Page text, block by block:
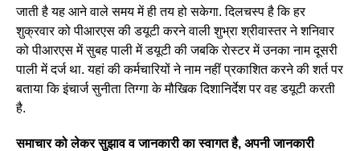
जाती है यह आने वाले समय में ही तय हो सकेगा. दिलचस्प है कि हर
शुक्रवार को पीआरएस की डयूटी करने वाली शुभ्रा श्रीवास्तर ने शनिवार
को पीआरएस में सुबह पाली में डयूटी की जबकि राेस्टर में उनका नाम दूसरी
पाली में दर्ज था. यहां की कर्मचारियों ने नाम नहीं प्रकाशित करने की शर्त पर
बताया कि इंचार्ज सुनीता तिग्गा के मौखिक दिशानिर्देश पर वह डयूटी करती
है.
समाचार को लेकर सुझाव व जानकारी का स्वागत है, अपनी जानकारी